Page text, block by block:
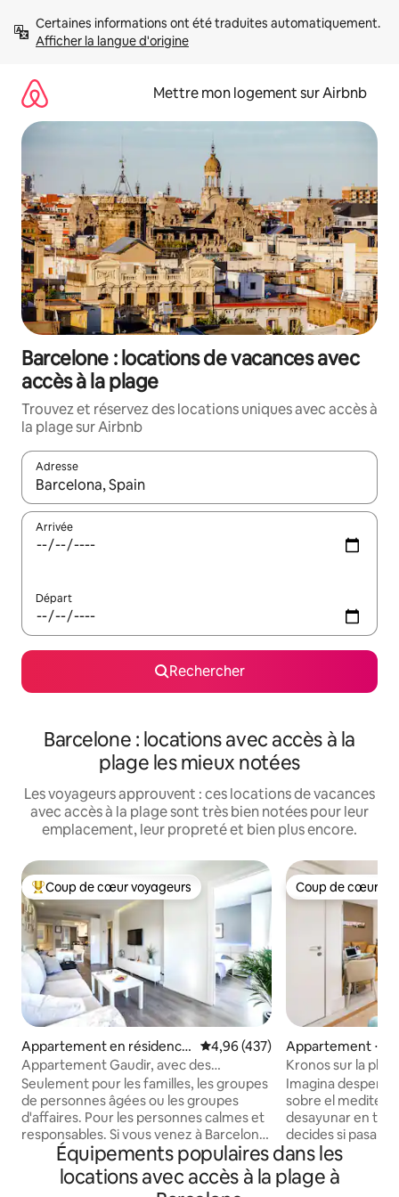
directement
Afficher la langue d'origine
Mettre mon logement sur Airbnb
Barcelone : locations de vacances avec
accès à la plage
Trouvez et réservez des locations uniques avec accès à
la plage sur Airbnb
Adresse
Lorsque les résultats s'affichent, utilisez les flèches vers le
Arrivée
Départ
Rechercher
Barcelone : locations avec accès à la
plage les mieux notées
Les voyageurs approuvent : ces locations de vacances
avec accès à la plage sont très bien notées pour leur
emplacement, leur propreté et bien plus encore.
Coups de cœur voyageurs les plus appréciés
Coup de cœur voyageurs
Appartement en résidence
⋅ Barcelone
Évaluation moyenne sur la
4,96 (437)
Appartement Gaudir, avec des
inspirations modernistes. Lumineux,
central et sûr.
Seulement pour les familles, les groupes
de personnes âgées ou les groupes
d'affaires. Pour les personnes calmes et
responsables. Si vous venez à Barcelone
pour faire la fête, veuillez choisir un
autre appartement. Appartement
confortable, calme et ensoleillé. Parking
Coup de cœur
Coup de cœur
Appartement ⋅
Kronos sur la
Imagina
sobre el
desayunar en tu
decides si
descubriendo la ciudad.
apartamento: ascensor con entrada
directa. Elegante,
Équipements populaires dans les
locations avec accès à la plage à